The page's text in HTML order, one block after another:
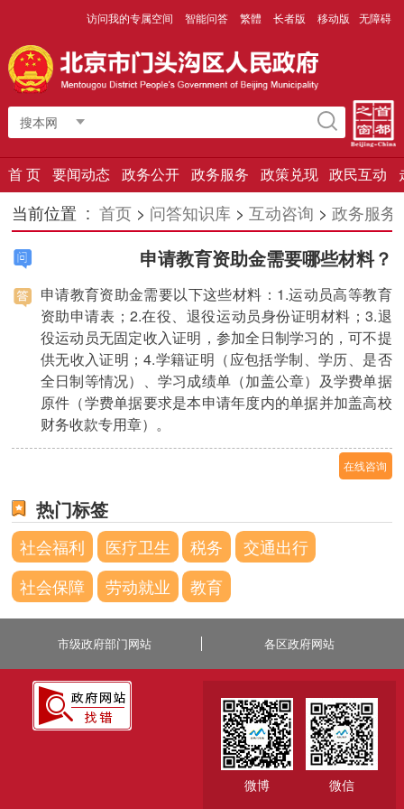
访问我的专属空间 智能问答 繁體 长者版 移动版 无障碍
搜本网
首 页 要闻动态 政务公开 政务服务 政策兑现 政民互动
当前位置 :首页 > 问答知识库 >互动咨询 >政务服务
申请教育资助金需要哪些材料？
申请教育资助金需要以下这些材料：1.运动员高等教育
资助申请表；2.在役、退役运动员身份证明材料；3.退
役运动员无固定收入证明，参加全日制学习的，可不提
供无收入证明；4.学籍证明（应包括学制、学历、是否
全日制等情况）、学习成绩单（加盖公章）及学费单据
原件（学费单据要求是本申请年度内的单据并加盖高校
财务收款专用章）。
在线咨询
热门标签
社会福利 医疗卫生 税务
交通出行
社会保障
劳动就业 教育
市级政府部门网站 各区政府网站
微博 微信